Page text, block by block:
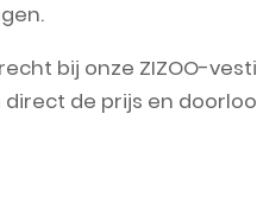
bij onze ZIZOO-
de prijs en